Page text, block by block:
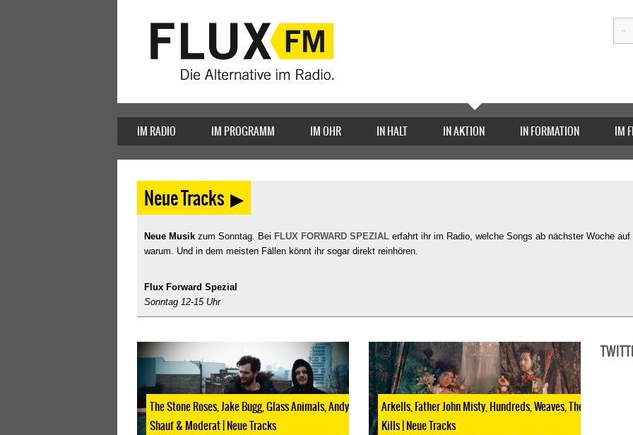
IM RADIO IM PROGRAMM IM OHR IN HALT IN AKTION IN FORMATION IM
Neue Tracks ▶
Neue Musik zum Sonntag. Bei FLUX FORWARD SPEZIAL erfahrt ihr im Radio, welche Songs ab nächster Woche
warum. Und in dem meisten Fällen könnt ihr sogar direkt reinhören.
Flux Forward Spezial
Sonntag 12-15 Uhr
The Stone Roses, Jake Bugg, Glass Animals, Andy
Shauf & Moderat | Neue Tracks
Arkells, Father John Misty, Hundreds, Weaves, The
Kills | Neue Tracks